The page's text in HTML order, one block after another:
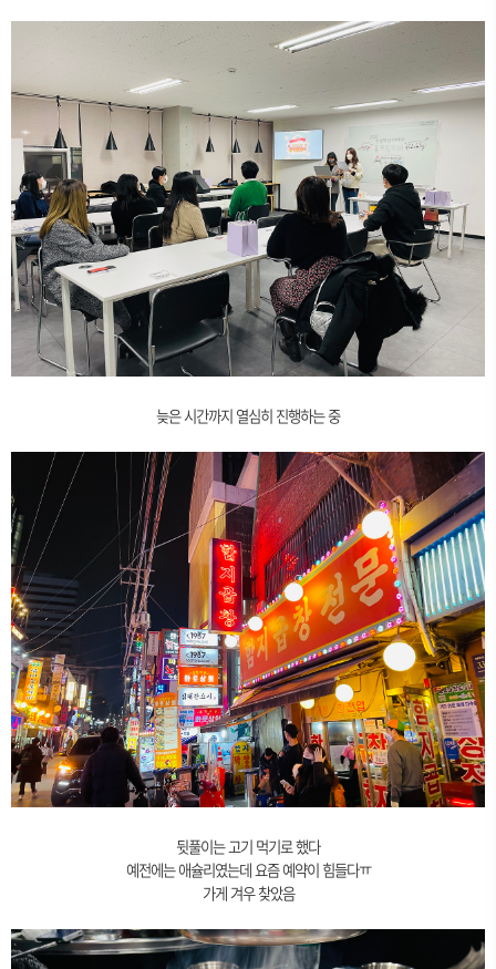
늦은 시간까지 열심히 진행하는 중
뒷풀이는 고기 먹기로 했다
예전에는 애슐리였는데 요즘 예약이 힘들다ㅠ
가게 겨우 찾았음